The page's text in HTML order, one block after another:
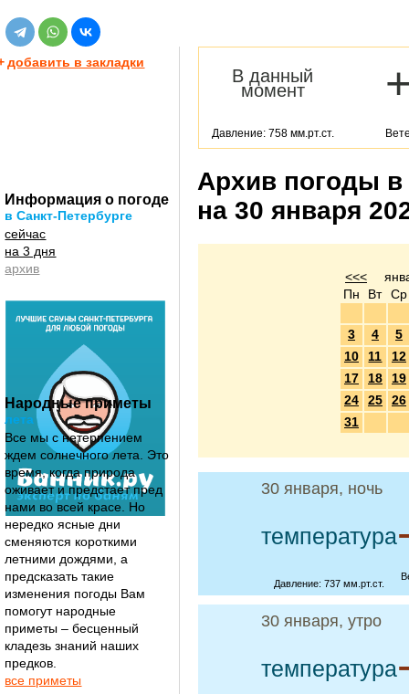
добавить в закладки
Информация о погоде
в Санкт-Петербурге
сейчас
на 3 дня
архив
Народные приметы
лета
Все мы с нетерпением
ждем солнечного лета. Это
время, когда природа
оживает и предстает пред
нами во всей красе. Но
нередко ясные дни
сменяются короткими
летними дождями, а
предсказать такие
изменения погоды Вам
помогут народные
приметы – бесценный
кладезь знаний наших
предков.
все приметы
В данный
момент
Давление: 758 мм.рт.ст.
Архив погоды в
на 30 января
<<<
Пн
Вт Ср
3 4
5
10
11
12
17
18
19
24
25
26
31
30 января, ночь
температура
Давление: 737 мм.рт.ст.
30 января, утро
температура